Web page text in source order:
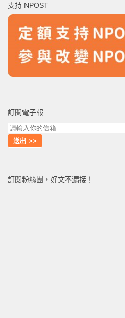
字:
支持 NPOST
訂閱電子報
訂閱粉絲團，好文不漏接！